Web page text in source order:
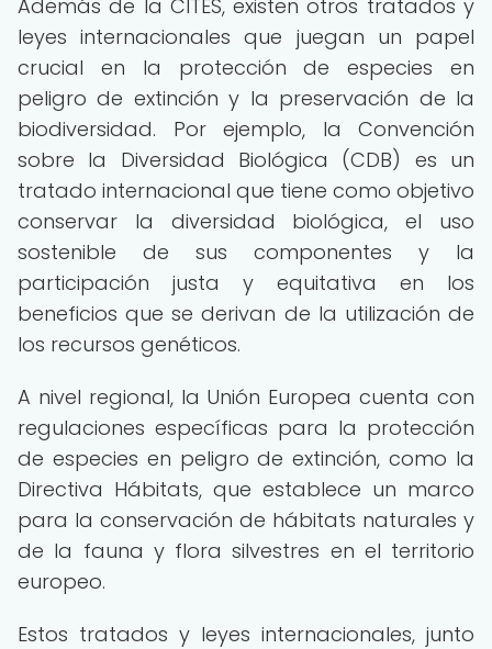
Además de la CITES, existen otros tratados y
leyes internacionales que juegan un papel
crucial en la protección de especies en
peligro de extinción y la preservación de la
biodiversidad. Por ejemplo, la Convención
sobre la Diversidad Biológica (CDB) es un
tratado internacional que tiene como objetivo
conservar la diversidad biológica, el uso
sostenible de sus componentes y la
participación justa y equitativa en los
beneficios que se derivan de la utilización de
los recursos genéticos.
A nivel regional, la Unión Europea cuenta con
regulaciones específicas para la protección
de especies en peligro de extinción, como la
Directiva Hábitats, que establece un marco
para la conservación de hábitats naturales y
de la fauna y flora silvestres en el territorio
europeo.
Estos tratados y leyes internacionales, junto